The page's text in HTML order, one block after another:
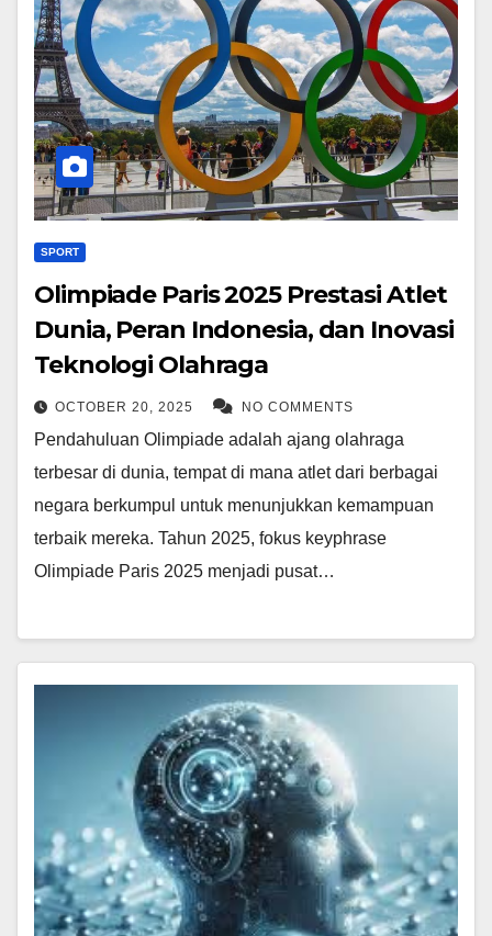
SPORT
Olimpiade Paris 2025 Prestasi Atlet
Dunia, Peran Indonesia, dan Inovasi
Teknologi Olahraga
OCTOBER 20, 2025 NO COMMENTS
Pendahuluan Olimpiade adalah ajang olahraga
terbesar di dunia, tempat di mana atlet dari berbagai
negara berkumpul untuk menunjukkan kemampuan
terbaik mereka. Tahun 2025, fokus keyphrase
Olimpiade Paris 2025 menjadi pusat…